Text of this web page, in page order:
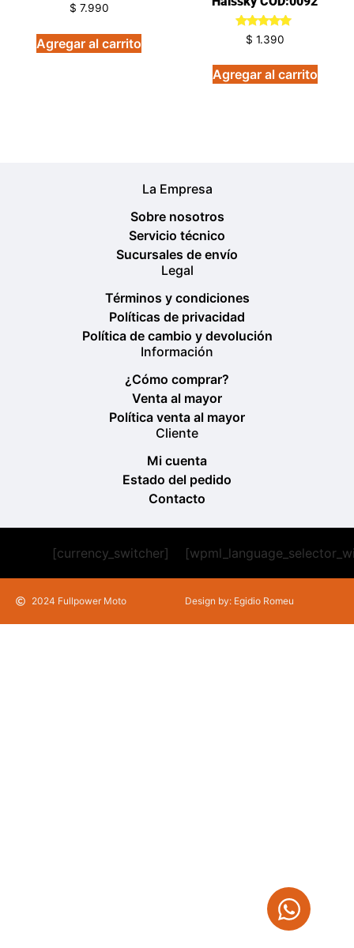
$ 7.990
Agregar al carrito
Valorado
en
de 5
$ 1.390
Agregar al carrito
La Empresa
Sobre nosotros
Servicio técnico
Sucursales de envío
Legal
Términos y condiciones
Políticas de privacidad
Política de cambio y devolución
Información
¿Cómo comprar?
Venta al mayor
Política venta al mayor
Cliente
Mi cuenta
Estado del pedido
Contacto
[currency_switcher]
2024 Fullpower Moto Design by: Egidio Romeu